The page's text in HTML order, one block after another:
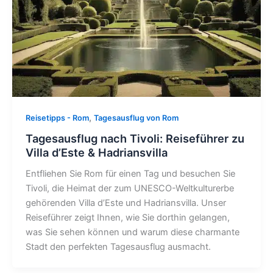
Reisetipps - Rom, Tagesausflug von Rom
Tagesausflug nach Tivoli: Reiseführer zu
Villa d’Este & Hadriansvilla
Entfliehen Sie Rom für einen Tag und besuchen Sie
Tivoli, die Heimat der zum UNESCO-Weltkulturerbe
gehörenden Villa d’Este und Hadriansvilla. Unser
Reiseführer zeigt Ihnen, wie Sie dorthin gelangen,
was Sie sehen können und warum diese charmante
Stadt den perfekten Tagesausflug ausmacht.